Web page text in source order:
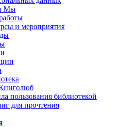
Мы
и мероприятия
пользования библиотекой
для прочтения